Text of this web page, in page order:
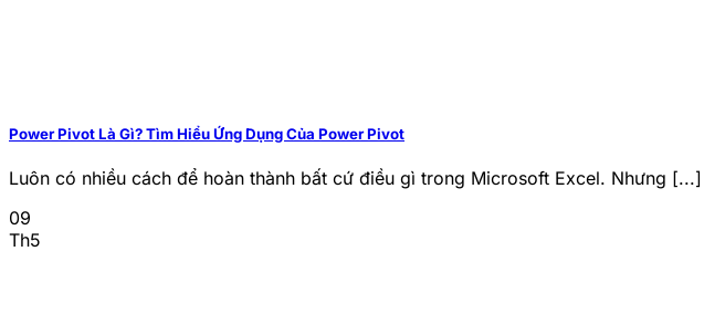
Power Pivot Là Gì? Tìm Hiểu Ứng Dụng Của Power Pivot
Luôn có nhiều cách để hoàn thành bất cứ điều gì trong Microsoft Excel. Nhưng [...]
09
Th5